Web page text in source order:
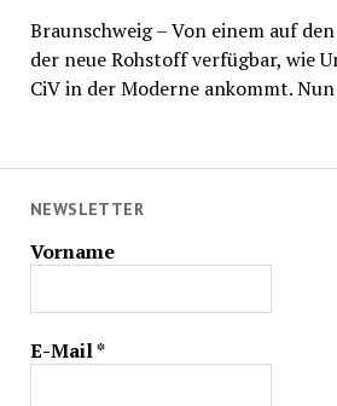
NEWSLETTER
Vorname
E-Mail*
Braunschweig – Von einem auf
der neue Rohstoff verfügbar, wie
CiV in der Moderne ankommt.